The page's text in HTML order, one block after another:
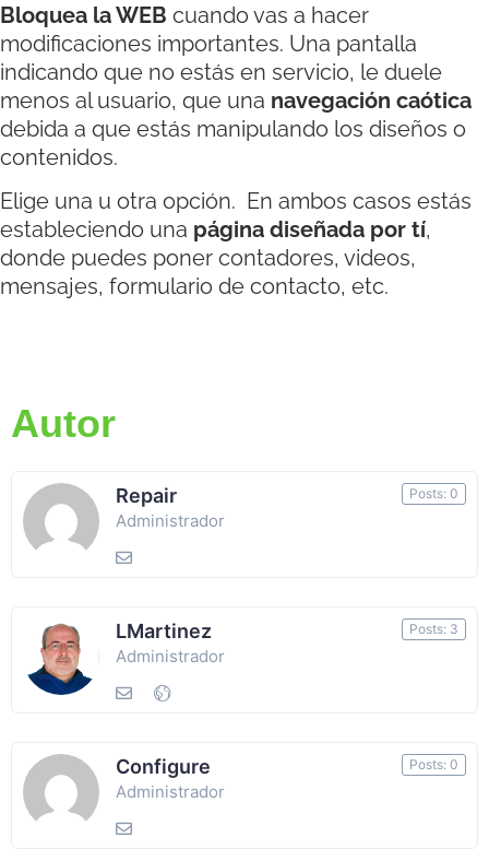
Bloquea la WEB cuando vas a hacer
modificaciones importantes. Una pantalla
indicando que no estás en servicio, le duele
menos al usuario, que una navegación caótica
debida a que estás manipulando los diseños o
contenidos.
Elige una u otra opción. En ambos casos estás
estableciendo una página diseñada por tí,
donde puedes poner contadores, videos,
mensajes, formulario de contacto, etc.
Autor
Repair
Administrador
Posts: 0
LMartinez
Administrador
Posts: 3
Configure
Administrador
Posts: 0